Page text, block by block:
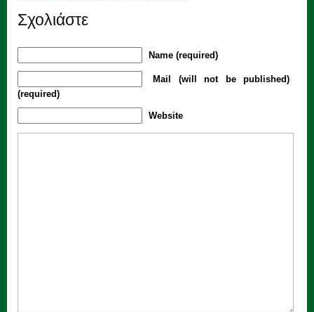
Σχολιάστε
Name (required)
Mail (will not be published)
(required)
Website